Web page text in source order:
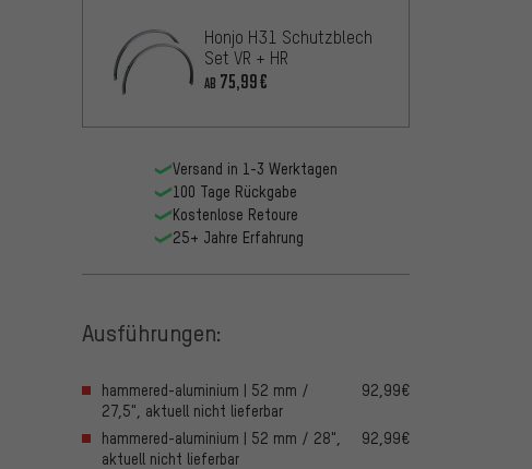
Honjo H31 Schutzblech
Set VR + HR
AB 75,99€
Versand in 1-3 Werktagen
100 Tage Rückgabe
Kostenlose Retoure
25+ Jahre Erfahrung
Ausführungen:
hammered-aluminium | 52 mm /
27,5", aktuell nicht lieferbar
92,99€
hammered-aluminium | 52 mm / 28",
aktuell nicht lieferbar
92,99€